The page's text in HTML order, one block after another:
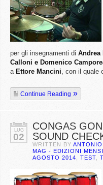
per gli insegnamenti di Andrea
Calloni e Domenico
a Ettore Mancini, con il quale
Continue Reading
LUG
02
CONGAS
SOUND
WRITTEN BY
MAG - EDIZIONI
AGOSTO 2014
TEST